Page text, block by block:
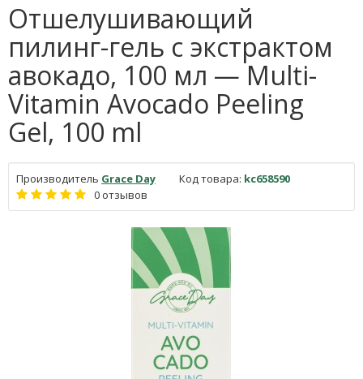
Отшелушивающий
пилинг-гель с экстрактом
авокадо, 100 мл — Multi-
Vitamin Avocado Peeling
Gel, 100 ml
Производитель Grace Day Код товара: kc658590
0 отзывов